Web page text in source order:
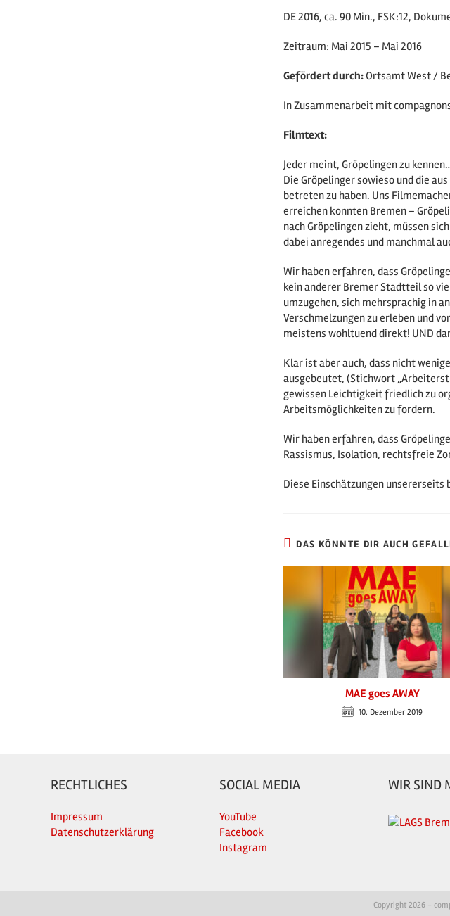
DE 2016, ca. 90 Min., FSK:12,
Zeitraum: Mai 2015 – Mai 2016
Gefördert durch:Ortsamt West /
In Zusammenarbeit mit
Filmtext:
Jeder meint, Gröpelingen zu
Die Gröpelinger sowieso und die
betreten zu haben. Uns
erreichen konnten Bremen –
nach Gröpelingen zieht, müssen
dabei anregendes und manchmal
Wir haben erfahren, dass
kein anderer Bremer Stadtteil so
umzugehen, sich mehrsprachig in
Verschmelzungen zu erleben und
meistens wohltuend direkt! UND
Klar ist aber auch, dass nicht
ausgebeutet, (Stichwort
gewissen Leichtigkeit friedlich zu
Arbeitsmöglichkeiten zu fordern.
Wir haben erfahren, dass
Rassismus, Isolation, rechtsfreie
Diese Einschätzungen
DAS KÖNNTE DIR AUCH
MAE goes AWAY
10. Dezember 2019
RECHTLICHES
Impressum
Datenschutzerklärung
SOCIAL MEDIA
YouTube
Facebook
Instagram
WIR SIND
Copyright 2026 -